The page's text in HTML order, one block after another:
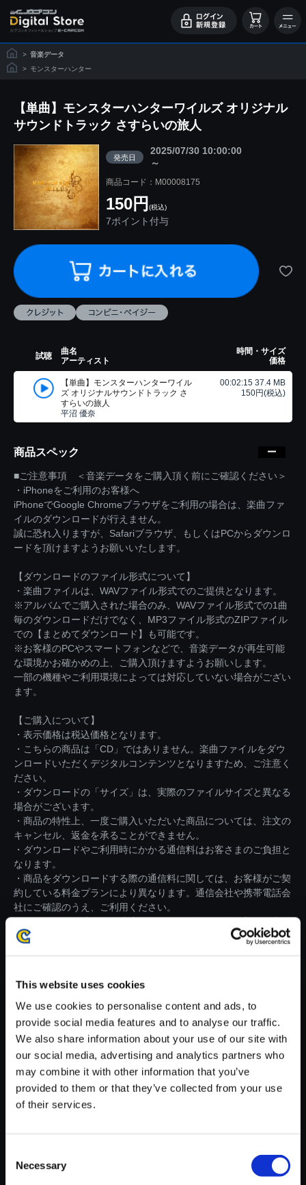
This website uses cookies
We use cookies to personalise content and ads, to
provide social media features and to analyse our traffic.
We also share information about your use of our site with
our social media, advertising and analytics partners who
may combine it with other information that you’ve
provided to them or that they’ve collected from your use
of their services.
Selection
Necessary
> 音楽データ
> モンスターハンター
【単曲】モンスターハンターワイルズ オリジナル
サウンドトラック さすらいの旅人
発売日
2025/07/30 10:00:00
～
商品コード：M00008175
150円 (税込)
7ポイント付与
試聴
曲名
アーティスト
時間・サイズ
価格
【単曲】モンスターハンターワイル
ズ オリジナルサウンドトラック さ
すらいの旅人
平沼 優奈
00:02:15 37.4 MB
150円(税込)
商品スペック
■ご注意事項 ＜音楽データをご購入頂く前にご確認ください＞
・iPhoneをご利用のお客様へ
iPhoneでGoogle Chromeブラウザをご利用の場合は、楽曲ファ
イルのダウンロードが行えません。
誠に恐れ入りますが、Safariブラウザ、もしくはPCからダウンロ
ードを頂けますようお願いいたします。
【ダウンロードのファイル形式について】
・楽曲ファイルは、WAVファイル形式でのご提供となります。
※アルバムでご購入された場合のみ、WAVファイル形式での1曲
毎のダウンロードだけでなく、MP3ファイル形式のZIPファイル
での【まとめてダウンロード】も可能です。
※お客様のPCやスマートフォンなどで、音楽データが再生可能
な環境かお確かめの上、ご購入頂けますようお願いします。
一部の機種やご利用環境によっては対応していない場合がござい
ます。
【ご購入について】
・表示価格は税込価格となります。
・こちらの商品は「CD」ではありません。楽曲ファイルをダウ
ンロードいただくデジタルコンテンツとなりますため、ご注意く
ださい。
・ダウンロードの「サイズ」は、実際のファイルサイズと異なる
場合がございます。
・商品の特性上、一度ご購入いただいた商品については、注文の
キャンセル、返金を承ることができません。
・ダウンロードやご利用時にかかる通信料はお客さまのご負担と
なります。
・商品をダウンロードする際の通信料に関しては、お客様がご契
約している料金プランにより異なります。通信会社や携帯電話会
社にご確認のうえ、ご利用ください。
がかかる場合がございます。
【単曲】モンスターハンターワ
イルズ オリジナルサウンドトラ
7ポイント付与